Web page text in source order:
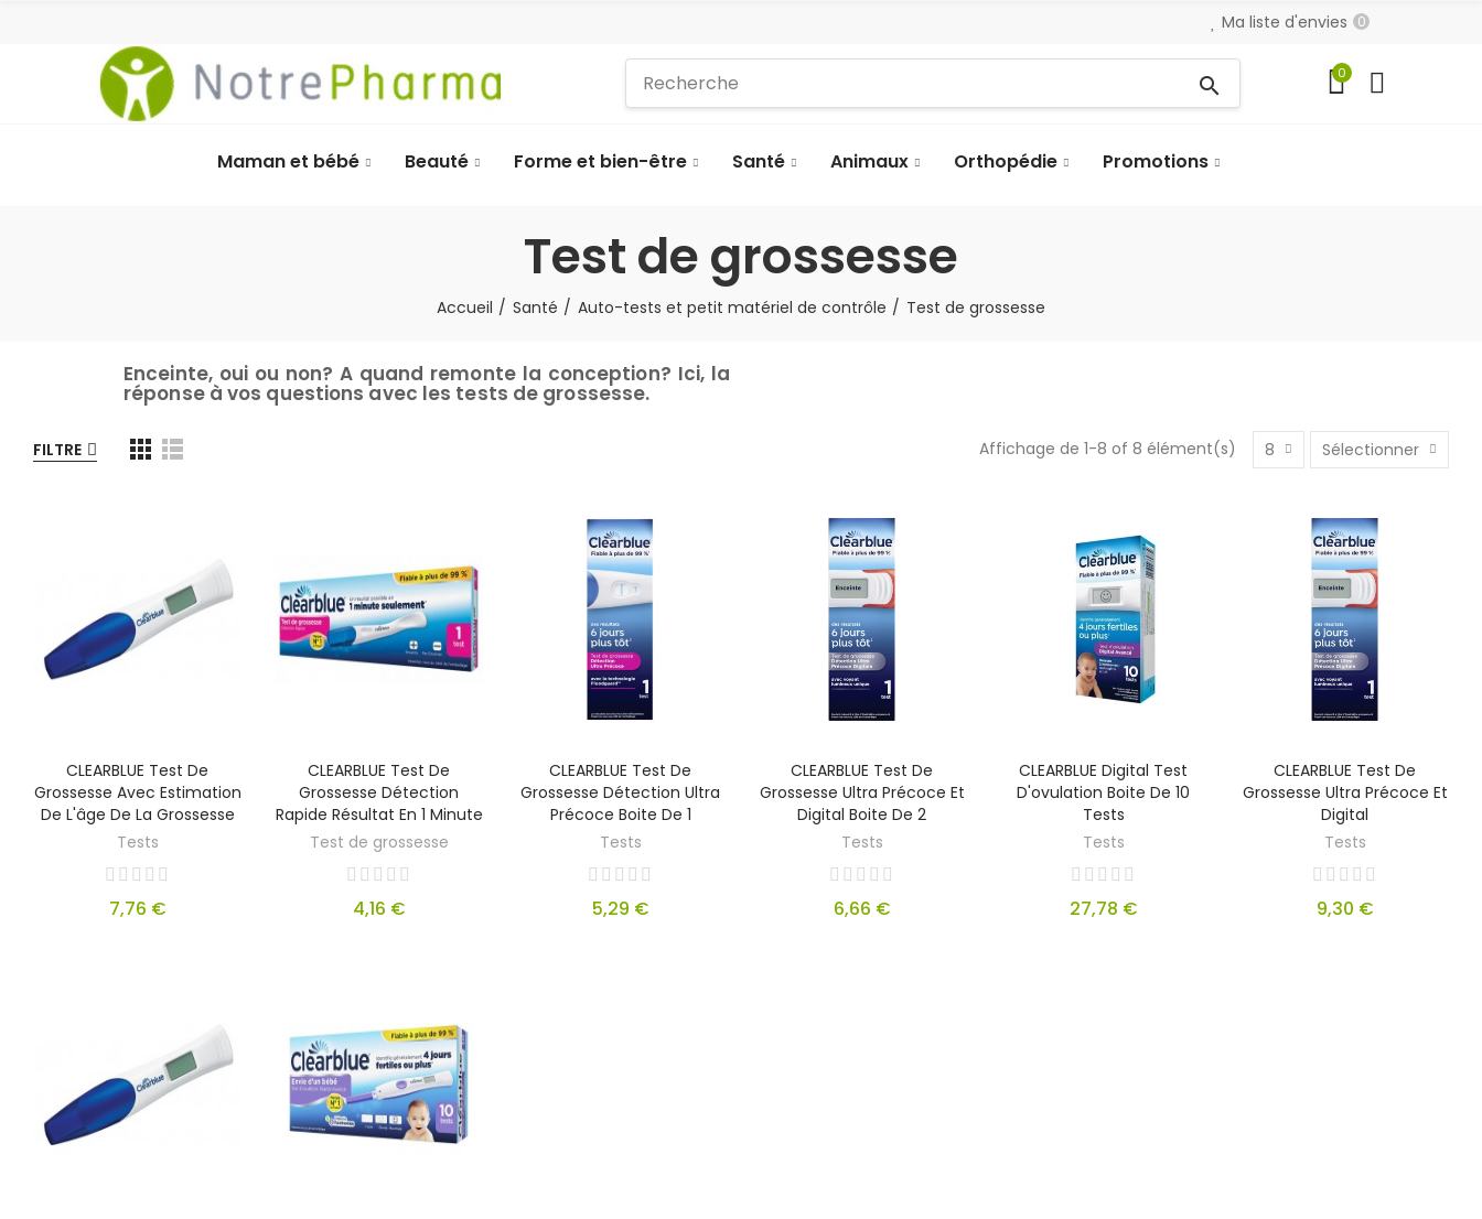
Ma liste d'envies 0
search 0
Maman et bébé Beauté Forme et bien-être Santé Animaux Orthopédie Promotions
Test de grossesse
Accueil Santé Auto-tests et petit matériel de contrôle Test de grossesse
Enceinte, oui ou non? A quand remonte la conception? Ici, la
réponse à vos questions avec les tests de grossesse.
FILTRE Affichage de 1-8 of 8 élément(s) 8 Sélectionner
CLEARBLUE Test De
Grossesse Avec Estimation
De L'âge De La Grossesse
Tests
7,76 €
CLEARBLUE Test De
Grossesse Détection
Rapide Résultat En 1 Minute
Test de grossesse
4,16 €
CLEARBLUE Test De
Grossesse Détection Ultra
Précoce Boite De 1
Tests
5,29 €
CLEARBLUE Test De
Grossesse Ultra Précoce Et
Digital Boite De 2
Tests
6,66 €
CLEARBLUE Digital Test
D'ovulation Boite De 10
Tests
Tests
27,78 €
CLEARBLUE Test De
Grossesse Ultra Précoce Et
Digital
Tests
9,30 €